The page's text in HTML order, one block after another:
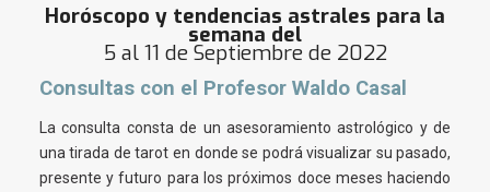
Horóscopo y tendencias astrales para la
semana del
5 al 11 de Septiembre de 2022
Consultas con el Profesor Waldo Casal
La consulta consta de un asesoramiento astrológico y de
una tirada de tarot en donde se podrá visualizar su pasado,
presente y futuro para los próximos doce meses haciendo